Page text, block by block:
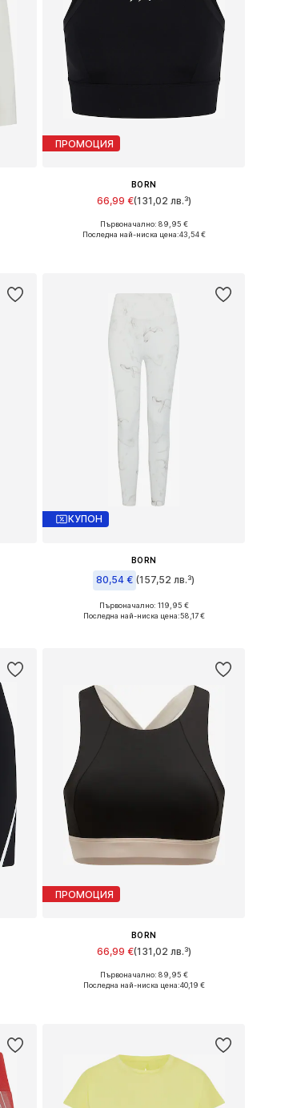
ПРОМОЦИЯ
BORN
66,99 €(131,02 лв.³)
Налични размери: M
Първоначално: 89,95 €
Последна най-ниска цена:43,54 €
КУПОН
BORN
80,54 € (157,52 лв.³)
Налични размери: S
Първоначално: 119,95 €
Последна най-ниска цена:58,17 €
ПРОМОЦИЯ
BORN
66,99 €(131,02 лв.³)
Налични размери: L
Първоначално: 89,95 €
Последна най-ниска цена:40,19 €